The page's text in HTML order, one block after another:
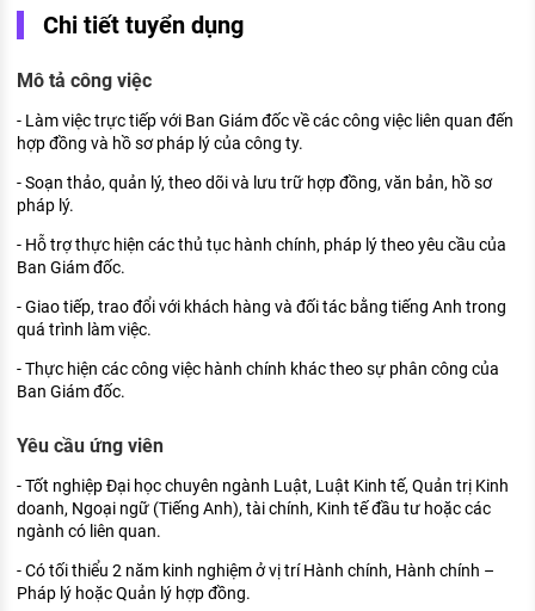
Tử vi nghề nghiệp
Kỹ năng nghề nghiệp
HƯỚNG NGHIỆP VIỆC LÀM
Xu hướng việc làm
XÂY DỰNG VÀ PHÁT TRIỂN ĐỘI NGŨ
NHÂN SỰ
TUYỂN DỤNG VIỆC LÀM
Chi tiết tuyển dụng
Mô tả công việc
- Làm việc trực tiếp với Ban Giám đốc về các công việc liên quan đến
hợp đồng và hồ sơ pháp lý của công ty.
- Soạn thảo, quản lý, theo dõi và lưu trữ hợp đồng, văn bản, hồ sơ
pháp lý.
- Hỗ trợ thực hiện các thủ tục hành chính, pháp lý theo yêu cầu của
Ban Giám đốc.
- Giao tiếp, trao đổi với khách hàng và đối tác bằng tiếng Anh trong
quá trình làm việc.
- Thực hiện các công việc hành chính khác theo sự phân công của
Ban Giám đốc.
Yêu cầu ứng viên
- Tốt nghiệp Đại học chuyên ngành Luật, Luật Kinh tế, Quản trị Kinh
doanh, Ngoại ngữ (Tiếng Anh), tài chính, Kinh tế đầu tư hoặc các
ngành có liên quan.
- Có tối thiểu 2 năm kinh nghiệm ở vị trí Hành chính, Hành chính –
Pháp lý hoặc Quản lý hợp đồng.